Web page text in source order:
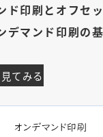
ド印刷とオフセ
デマンド印刷の
てみる